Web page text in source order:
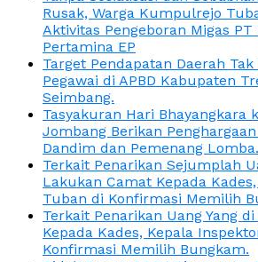
Rusak, Warga Kumpulrejo
Aktivitas Pengeboran Migas PT
Pertamina EP
Target Pendapatan Daerah
Pegawai di APBD Kabupaten
Seimbang.
Tasyakuran Hari Bhayangkara
Jombang Berikan
Dandim dan Pemenang Lomba.
Terkait Penarikan Sejumplah
Lakukan Camat Kepada
Tuban di Konfirmasi Memilih
Terkait Penarikan Uang Yang
Kepada Kades, Kepala
Konfirmasi Memilih Bungkam.